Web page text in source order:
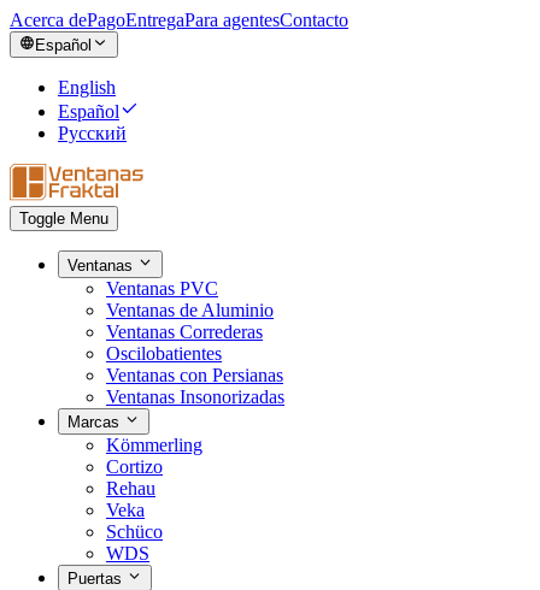
Acerca dePagoEntregaPara agentesContacto
Español
English
Español
Русский
Toggle Menu
Ventanas
Ventanas PVC
Ventanas de Aluminio
Ventanas Correderas
Oscilobatientes
Ventanas con Persianas
Ventanas Insonorizadas
Marcas
Kömmerling
Cortizo
Rehau
Veka
Schüco
WDS
Puertas